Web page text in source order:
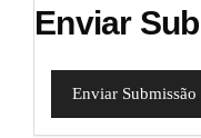
Enviar
Enviar Submissão